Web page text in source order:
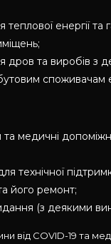
теплової енергії та
дров та виробів з
споживачам
медичні
технічної
його ремонт;
(з деякими
від COVID-19 та